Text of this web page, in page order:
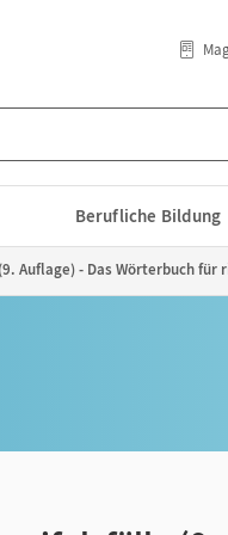
Berufliche Bildung
Auflage) - Das Wörterbuch